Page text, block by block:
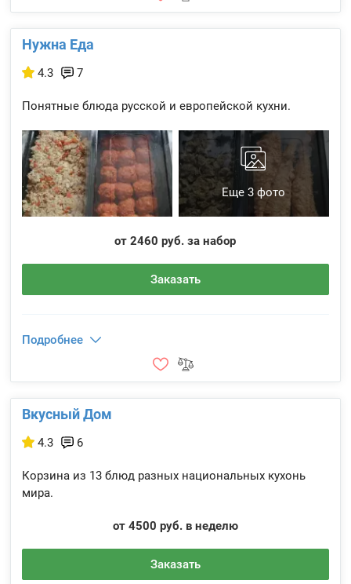
Нужна Еда
4.3 7
Понятные блюда русской и европейской кухни.
Еще 3 фото
от 2460 руб. за набор
Заказать
Подробнее
Вкусный Дом
4.3 6
Корзина из 13 блюд разных национальных кухонь
мира.
от 4500 руб. в неделю
Заказать